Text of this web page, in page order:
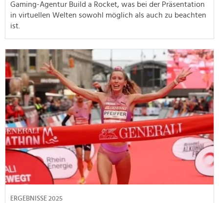
Gaming-Agentur Build a Rocket, was bei der Präsentation
in virtuellen Welten sowohl möglich als auch zu beachten
ist.
ERGEBNISSE 2025